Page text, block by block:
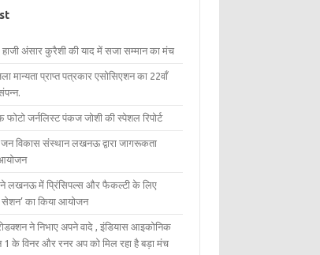
अंसार कुरैशी की याद में सजा सम्मान का मंच
मान्यता प्राप्त पत्रकार एसोसिएशन का 22वाँ
जर्नलिस्ट पंकज जोशी की स्पेशल रिपोर्ट
जन विकास संस्थान लखनऊ द्वारा जागरूकता
ने लखनऊ में प्रिंसिपल्स और फैकल्टी के लिए
सेशन’ का किया आयोजन
ने निभाए अपने वादे , इंडियास आइकोनिक
के विनर और रनर अप को मिल रहा है बड़ा मंच